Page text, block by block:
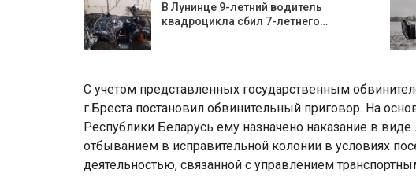
В Лунинце 9-летний водитель
квадроцикла сбил 7-летнего…
С учетом представленных государственным
г.Бреста постановил обвинительный приговор. На
Республики Беларусь ему назначено наказание в
отбыванием в исправительной колонии в условиях
деятельностью, связанной с управлением